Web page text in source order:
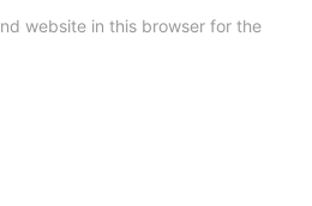
website in this browser for the